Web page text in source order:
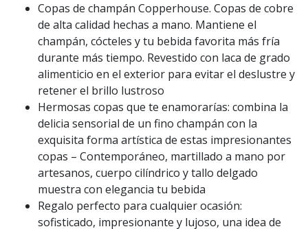
Copas de champán Copperhouse. Copas de cobre
de alta calidad hechas a mano. Mantiene el
champán, cócteles y tu bebida favorita más fría
durante más tiempo. Revestido con laca de grado
alimenticio en el exterior para evitar el deslustre y
retener el brillo lustroso
Hermosas copas que te enamorarías: combina la
delicia sensorial de un fino champán con la
exquisita forma artística de estas impresionantes
copas – Contemporáneo, martillado a mano por
artesanos, cuerpo cilíndrico y tallo delgado
muestra con elegancia tu bebida
Regalo perfecto para cualquier ocasión:
sofisticado, impresionante y lujoso, una idea de